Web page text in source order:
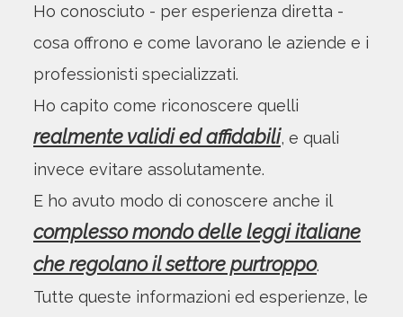
Ho conosciuto - per esperienza diretta -
cosa offrono e come lavorano le aziende e i
professionisti specializzati.
Ho capito come riconoscere quelli
realmente validi ed affidabili, e quali
invece evitare assolutamente.
E ho avuto modo di conoscere anche il
complesso mondo delle leggi italiane
che regolano il settore purtroppo.
Tutte queste informazioni ed esperienze, le